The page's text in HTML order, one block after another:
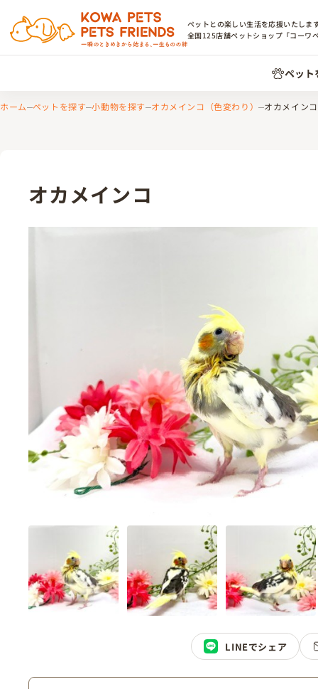
ペットとの楽しい生活を応援いたしま
全国125店舗ペットショップ「コーワ
ペット
ホーム ペットを探す 小動物を探す オカメインコ（色変わり） オカメインコ
オカメインコ
LINEでシェア